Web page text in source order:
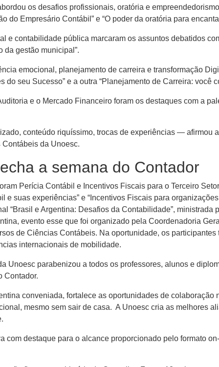
os desafios profissionais, oratória e
do Empresário Contábil” e “O poder da oratória para
e contabilidade pública marcaram os assuntos debatidos
da gestão municipal”.
emocional, planejamento de carreira e transformação
seu Sucesso” e a outra “Planejamento de Carreira: você
e o Mercado Financeiro foram os destaques com a
conteúdo riquíssimo, trocas de experiências — afirmou
da Unoesc.
a semana do Contador
Perícia Contábil e Incentivos Fiscais para o Terceiro
suas experiências” e “Incentivos Fiscais para
“Brasil e Argentina: Desafios da Contabilidade”,
evento esse que foi organizado pela Coordenadoria
de Ciências Contábeis. Na oportunidade, os
internacionais de mobilidade.
Unoesc parabenizou a todos os professores, alunos e
Contador.
conveniada, fortalece as oportunidades de colaboração
mesmo sem sair de casa. A Unoesc cria as melhores
com destaque para o alcance proporcionado pelo formato